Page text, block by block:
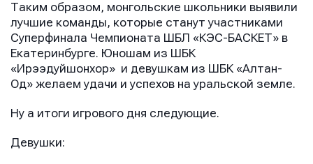
Таким образом, монгольские школьники выявили
лучшие команды, которые станут участниками
Суперфинала Чемпионата ШБЛ «КЭС-БАСКЕТ» в
Екатеринбурге. Юношам из ШБК
«Ирээдуйшонхор» и девушкам из ШБК «Алтан-
Од» желаем удачи и успехов на уральской земле.
Ну а итоги игрового дня следующие.
Девушки: